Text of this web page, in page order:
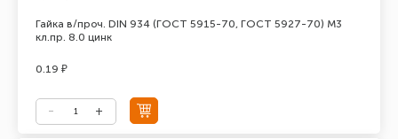
Гайка в/проч. DIN 934 (ГОСТ 5915-70, ГОСТ 5927-70) М3
кл.пр. 8.0 цинк
0.19 ₽